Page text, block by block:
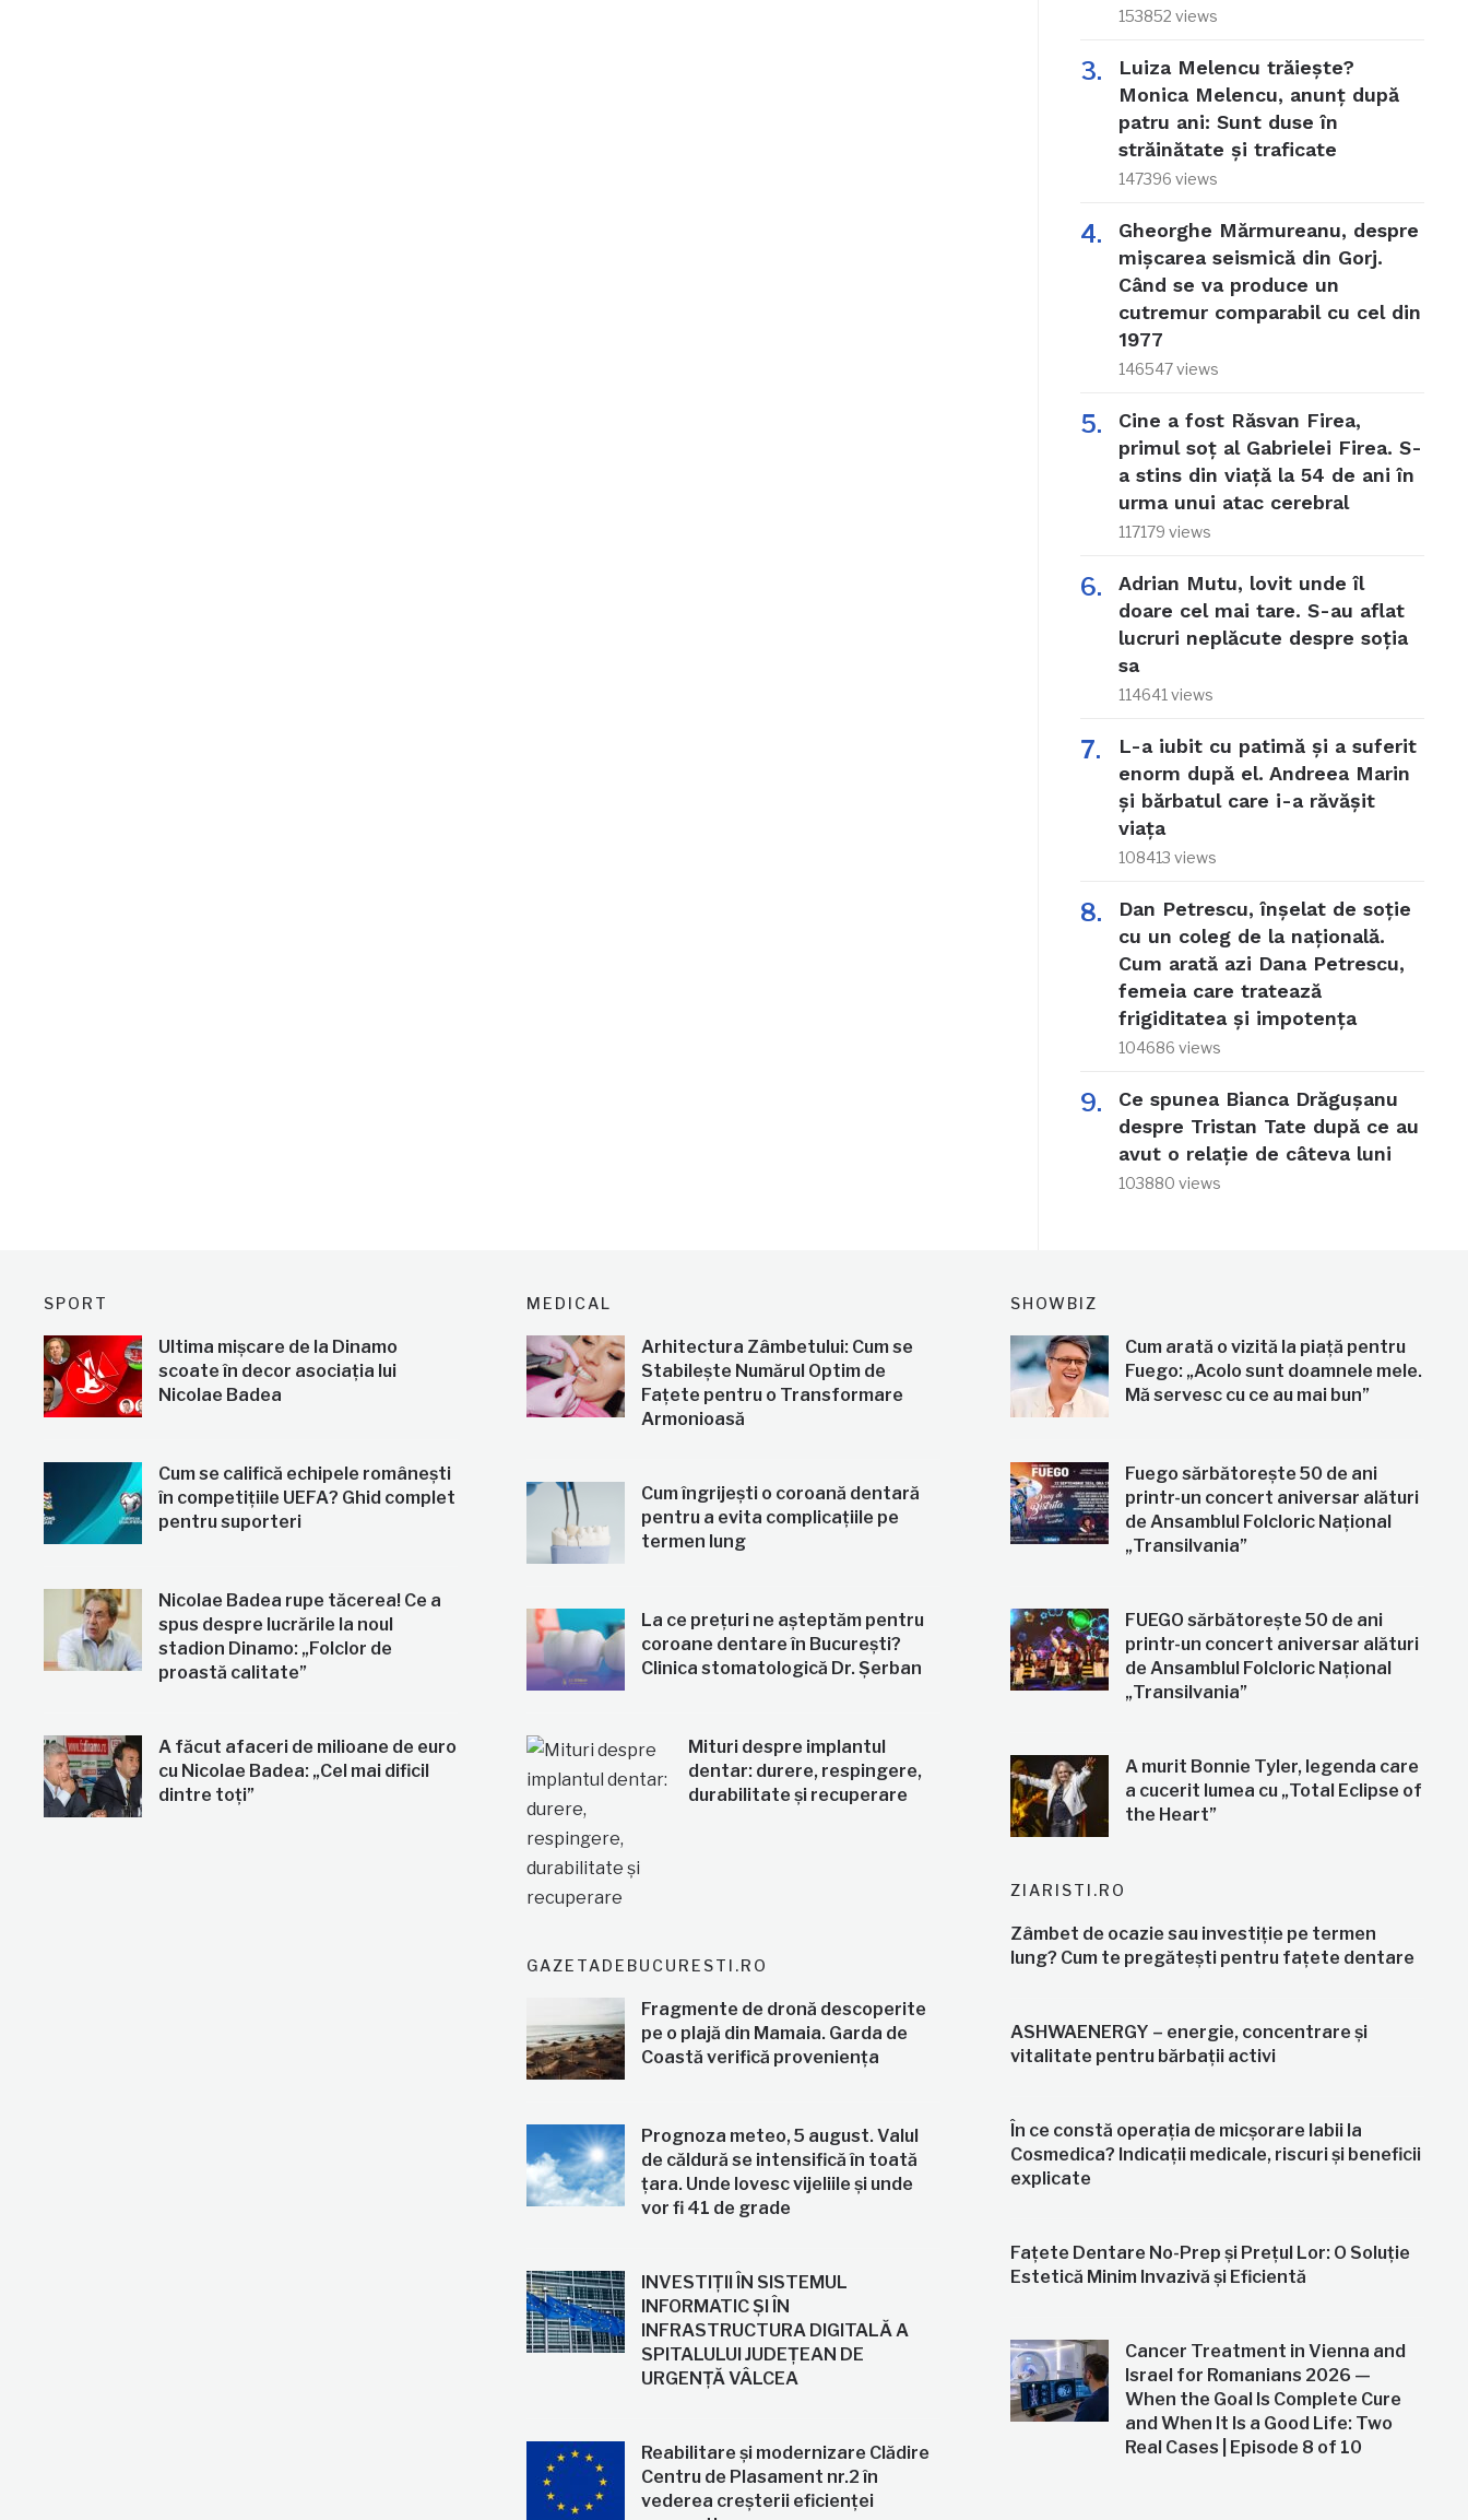
153852 views
Luiza Melencu trăiește?
Monica Melencu, anunț după
patru ani: Sunt duse în
străinătate și traficate
147396 views
Gheorghe Mărmureanu, despre
mișcarea seismică din Gorj.
Când se va produce un
cutremur comparabil cu cel din
1977
146547 views
Cine a fost Răsvan Firea,
primul soț al Gabrielei Firea. S-
a stins din viață la 54 de ani în
urma unui atac cerebral
117179 views
Adrian Mutu, lovit unde îl
doare cel mai tare. S-au aflat
lucruri neplăcute despre soția
sa
114641 views
L-a iubit cu patimă și a suferit
enorm după el. Andreea Marin
și bărbatul care i-a răvășit
viața
108413 views
Dan Petrescu, înșelat de soție
cu un coleg de la națională.
Cum arată azi Dana Petrescu,
femeia care tratează
frigiditatea și impotența
104686 views
Ce spunea Bianca Drăgușanu
despre Tristan Tate după ce au
avut o relație de câteva luni
103880 views
SPORT
Ultima mișcare de la Dinamo
scoate în decor asociația lui
Nicolae Badea
Cum se califică echipele românești
în competițiile UEFA? Ghid complet
pentru suporteri
Nicolae Badea rupe tăcerea! Ce a
spus despre lucrările la noul
stadion Dinamo: „Folclor de
proastă calitate”
A făcut afaceri de milioane de euro
cu Nicolae Badea: „Cel mai dificil
dintre toți”
MEDICAL
Arhitectura Zâmbetului: Cum se
Stabilește Numărul Optim de
Fațete pentru o Transformare
Armonioasă
Cum îngrijești o coroană dentară
pentru a evita complicațiile pe
termen lung
La ce prețuri ne așteptăm pentru
coroane dentare în București?
Clinica stomatologică Dr. Șerban
Mituri despre implantul
dentar: durere, respingere,
durabilitate și recuperare
GAZETADEBUCURESTI.RO
Fragmente de dronă descoperite
pe o plajă din Mamaia. Garda de
Coastă verifică proveniența
Prognoza meteo, 5 august. Valul
de căldură se intensifică în toată
țara. Unde lovesc vijeliile și unde
vor fi 41 de grade
INVESTIȚII ÎN SISTEMUL
INFORMATIC ȘI ÎN
INFRASTRUCTURA DIGITALĂ A
SPITALULUI JUDEȚEAN DE
URGENȚĂ VÂLCEA
Reabilitare și modernizare Clădire
Centru de Plasament nr.2 în
vederea creșterii eficienței
SHOWBIZ
Cum arată o vizită la piață pentru
Fuego: „Acolo sunt doamnele mele.
Mă servesc cu ce au mai bun”
Fuego sărbătorește 50 de ani
printr-un concert aniversar alături
de Ansamblul Folcloric Național
„Transilvania”
FUEGO sărbătorește 50 de ani
printr-un concert aniversar alături
de Ansamblul Folcloric Național
„Transilvania”
A murit Bonnie Tyler, legenda care
a cucerit lumea cu „Total Eclipse of
the Heart”
ZIARISTI.RO
Zâmbet de ocazie sau investiție pe termen
lung? Cum te pregătești pentru fațete dentare
ASHWAENERGY – energie, concentrare și
vitalitate pentru bărbații activi
În ce constă operația de micșorare labii la
Cosmedica? Indicații medicale, riscuri și beneficii
explicate
Fațete Dentare No-Prep și Prețul Lor: O Soluție
Estetică Minim Invazivă și Eficientă
Cancer Treatment in Vienna and
Israel for Romanians 2026 —
When the Goal Is Complete Cure
and When It Is a Good Life: Two
Real Cases | Episode 8 of 10